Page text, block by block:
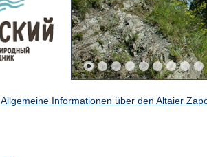
Allgemeine Informationen über den Altaier